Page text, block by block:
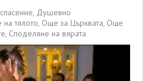
, Душевно
тялото, Още за Църквата, Още
, Споделяне на вярата